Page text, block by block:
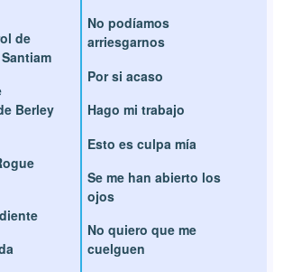
de
Berley
No podíamos
arriesgarnos
Por si acaso
Hago mi trabajo
Esto es culpa mía
Se me han abierto los
ojos
No quiero que me
cuelguen